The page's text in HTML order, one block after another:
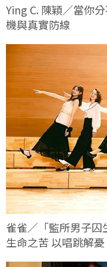
Ying C. 陳穎／當你
機與真實防線
雀雀／「監所男子囚
生命之苦 以唱跳解憂